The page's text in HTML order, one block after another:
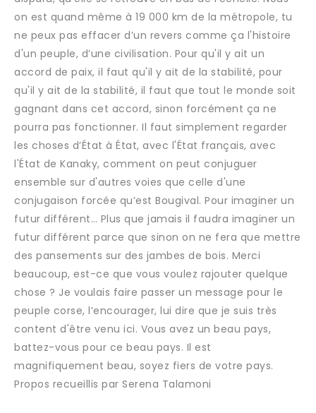
on est quand même à 19 000 km de la métropole, tu
ne peux pas effacer d’un revers comme ça l'histoire
d'un peuple, d’une civilisation. Pour qu'il y ait un
accord de paix, il faut qu'il y ait de la stabilité, pour
qu'il y ait de la stabilité, il faut que tout le monde soit
gagnant dans cet accord, sinon forcément ça ne
pourra pas fonctionner. Il faut simplement regarder
les choses d’État à État, avec l'État français, avec
l'État de Kanaky, comment on peut conjuguer
ensemble sur d'autres voies que celle d'une
conjugaison forcée qu’est Bougival. Pour imaginer un
futur différent… Plus que jamais il faudra imaginer un
futur différent parce que sinon on ne fera que mettre
des pansements sur des jambes de bois. Merci
beaucoup, est-ce que vous voulez rajouter quelque
chose ? Je voulais faire passer un message pour le
peuple corse, l’encourager, lui dire que je suis très
content d'être venu ici. Vous avez un beau pays,
battez-vous pour ce beau pays. Il est
magnifiquement beau, soyez fiers de votre pays.
Propos recueillis par Serena Talamoni